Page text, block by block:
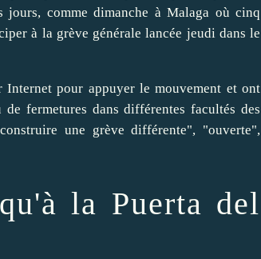
jours, comme dimanche à Malaga où cinq
à la grève générale lancée jeudi dans le
Internetpour appuyer le mouvement et ont
fermetures dans différentes facultés des
une grève différente", "ouverte",
la Puerta del